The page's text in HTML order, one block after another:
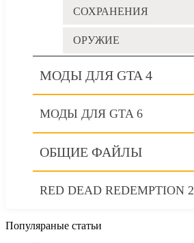
СОХРАНЕНИЯ
ОРУЖИЕ
МОДЫ ДЛЯ GTA 4
МОДЫ ДЛЯ GTA 6
ОБЩИЕ ФАЙЛЫ
RED DEAD REDEMPTION 2
Популяраные статьи